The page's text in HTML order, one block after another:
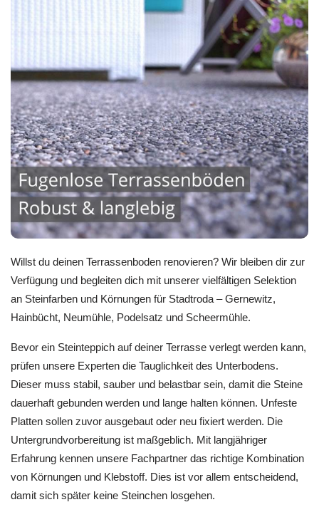
Willst du deinen Terrassenboden renovieren? Wir bleiben dir zur
Verfügung und begleiten dich mit unserer vielfältigen Selektion
an Steinfarben und Körnungen für Stadtroda – Gernewitz,
Hainbücht, Neumühle, Podelsatz und Scheermühle.
Bevor ein Steinteppich auf deiner Terrasse verlegt werden kann,
prüfen unsere Experten die Tauglichkeit des Unterbodens.
Dieser muss stabil, sauber und belastbar sein, damit die Steine
dauerhaft gebunden werden und lange halten können. Unfeste
Platten sollen zuvor ausgebaut oder neu fixiert werden. Die
Untergrundvorbereitung ist maßgeblich. Mit langjähriger
Erfahrung kennen unsere Fachpartner das richtige Kombination
von Körnungen und Klebstoff. Dies ist vor allem entscheidend,
damit sich später keine Steinchen losgehen.